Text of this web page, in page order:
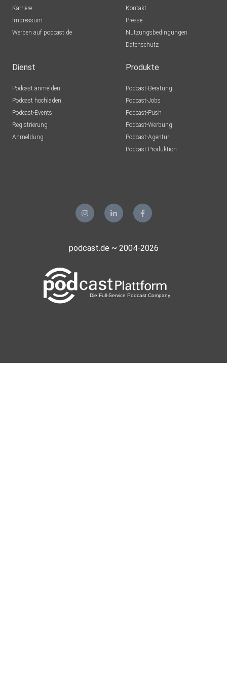
FaszinationStreichhoelzer
selters
Karriere
Impressum
Werben auf podcast.de
Kontakt
Presse
Nutzungsbedingungen
Datenschutz
Dienst
Podcast anmelden
Podcast hochladen
Podcast-Events
Registrierung
Anmeldung
Produkte
Podcast-Beratung
Podcast-Jobs
Podcast-Push
Podcast-Werbung
Podcast-Agentur
Podcast-Produktion
podcast.de ~ 2004-2026